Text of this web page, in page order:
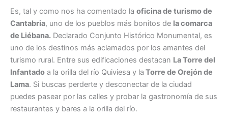
Es, tal y como nos ha comentado la oficina de turismo de
Cantabria, uno de los pueblos más bonitos de la comarca
de Liébana. Declarado Conjunto Histórico Monumental, es
uno de los destinos más aclamados por los amantes del
turismo rural. Entre sus edificaciones destacan La Torre del
Infantado a la orilla del río Quiviesa y la Torre de Orejón de
Lama. Si buscas perderte y desconectar de la ciudad
puedes pasear por las calles y probar la gastronomía de sus
restaurantes y bares a la orilla del río.